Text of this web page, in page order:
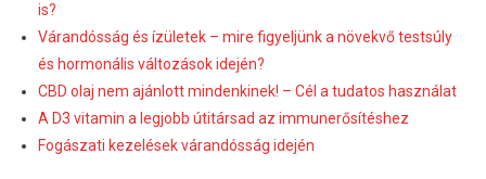
is?
Várandósság és ízületek – mire figyeljünk a növekvő testsúly
és hormonális változások idején?
CBD olaj nem ajánlott mindenkinek! – Cél a tudatos használat
A D3 vitamin a legjobb útitársad az immunerősítéshez
Fogászati kezelések várandósság idején